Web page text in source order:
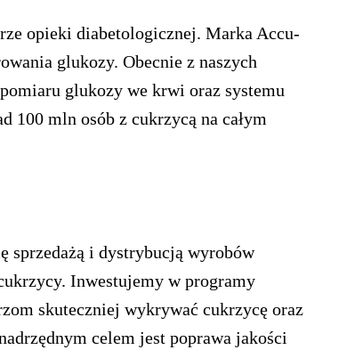
opieki diabetologicznej. Marka Accu-
glukozy. Obecnie z naszych
glukozy we krwi oraz systemu
100 mln osób z cukrzycą na całym
sprzedażą i dystrybucją wyrobów
Inwestujemy w programy
skuteczniej wykrywać cukrzycę oraz
celem jest poprawa jakości